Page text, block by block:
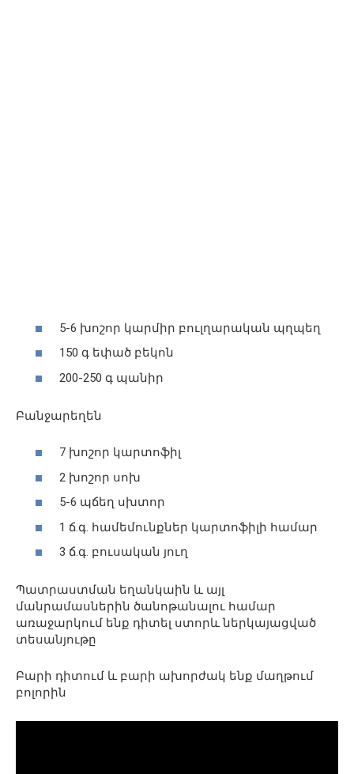
5-6 խոշոր կարմիր բուլղարական պղպեղ
150 գ եփած բեկոն
200-250 գ պանիր
Բանջարեղեն
7 խոշոր կարտոֆիլ
2 խոշոր սոխ
5-6 պճեղ սխտոր
1 ճ.գ. համեմունքներ կարտոֆիլի համար
3 ճ.գ. բուսական յուղ
Պատրաստման եղանկաին և այլ
մանրամասներին ծանոթանալու համար
առաջարկում ենք դիտել ստորև ներկայացված
տեսանյութը
Բարի դիտում և բարի ախորժակ ենք մաղթում
բոլորին